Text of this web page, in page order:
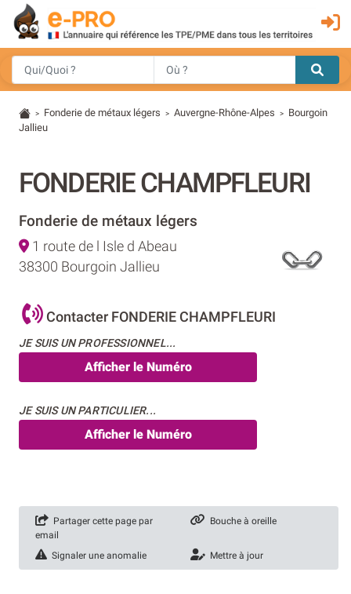
> Fonderie de métaux légers > Auvergne-Rhône-Alpes > Bourgoin
Jallieu
FONDERIE CHAMPFLEURI
Fonderie de métaux légers
1 route de l Isle d Abeau
38300 Bourgoin Jallieu
Contacter FONDERIE CHAMPFLEURI
JE SUIS UN PROFESSIONNEL...
Afficher le Numéro
JE SUIS UN PARTICULIER...
Afficher le Numéro
Partager cette page par
email
Bouche à oreille
Signaler une anomalie Mettre à jour